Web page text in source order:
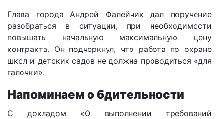
Глава города Андрей Фалейчик дал поручение
разобраться в ситуации, при необходимости
повышать начальную максимальную цену
контракта. Он подчеркнул, что работа по охране
школ и детских садов не должна проводиться «для
галочки».
Напоминаем о бдительности
С докладом «О выполнении требований